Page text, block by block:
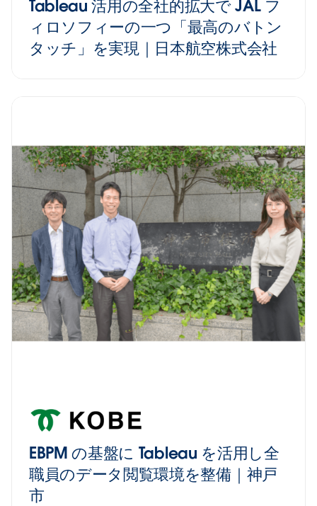
Tableau 活用の全社的拡大で JAL フ
ィロソフィーの一つ「最高のバトン
タッチ」を実現｜日本航空株式会社
EBPM の基盤に Tableau を活用し全
職員のデータ閲覧環境を整備｜神戸
市